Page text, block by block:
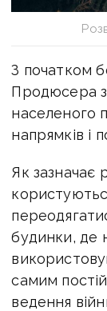
З початком
Продюсера
населеного
напрямків і
Як зазначає
будинки, де
самим
ведення